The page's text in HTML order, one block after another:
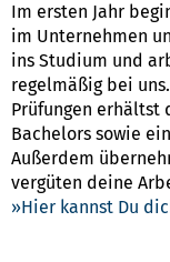
Im ersten Jahr
im Unternehmen
ins Studium und
regelmäßig bei
Prüfungen erhältst
Bachelors sowie
Außerdem
vergüten deine
Hier kannst Du